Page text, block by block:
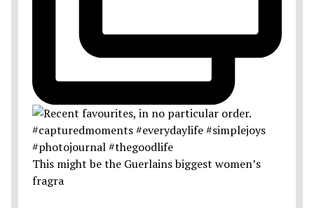
This might be the Guerlains biggest women’s
fragra